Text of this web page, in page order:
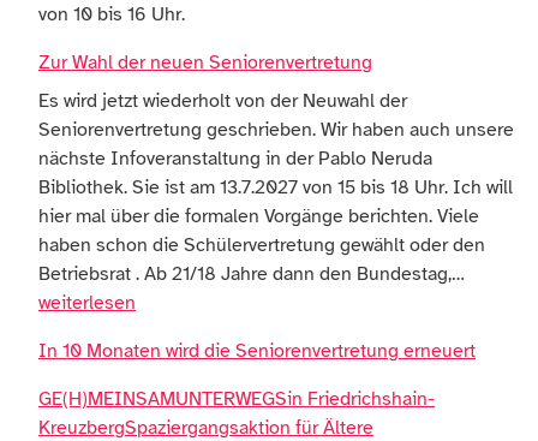
von 10 bis 16 Uhr.
Zur Wahl der neuen Seniorenvertretung
Es wird jetzt wiederholt von der Neuwahl der
Seniorenvertretung geschrieben. Wir haben auch unsere
nächste Infoveranstaltung in der Pablo Neruda
Bibliothek. Sie ist am 13.7.2027 von 15 bis 18 Uhr. Ich will
hier mal über die formalen Vorgänge berichten. Viele
haben schon die Schülervertretung gewählt oder den
Betriebsrat . Ab 21/18 Jahre dann den Bundestag,…
neuen
weiterlesen
In 10 Monaten wird die Seniorenvertretung erneuert
GE(H)MEINSAMUNTERWEGSin Friedrichshain-
KreuzbergSpaziergangsaktion für Ältere